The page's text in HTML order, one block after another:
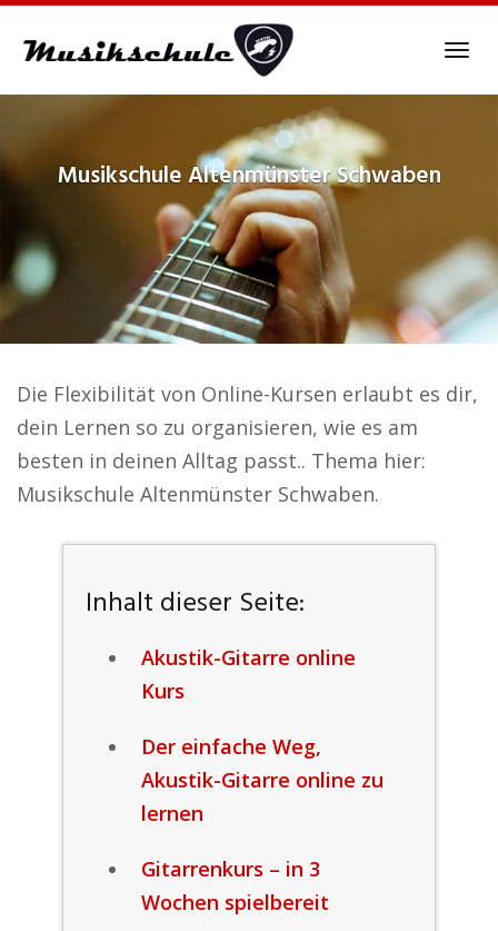
MusikschuleAltenmünster Schwaben
Die Flexibilität von Online-Kursen erlaubt es dir,
dein Lernen so zu organisieren, wie es am
besten in deinen Alltag passt.. Thema hier:
Musikschule Altenmünster Schwaben.
Inhalt dieser Seite:
Akustik-Gitarre online
Kurs
Der einfache Weg,
Akustik-Gitarre online zu
lernen
Gitarrenkurs – in 3
Wochen spielbereit